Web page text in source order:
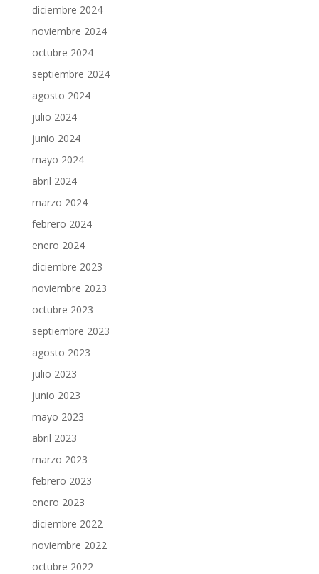
diciembre 2024
noviembre 2024
octubre 2024
septiembre 2024
agosto 2024
julio 2024
junio 2024
mayo 2024
abril 2024
marzo 2024
febrero 2024
enero 2024
diciembre 2023
noviembre 2023
octubre 2023
septiembre 2023
agosto 2023
julio 2023
junio 2023
mayo 2023
abril 2023
marzo 2023
febrero 2023
enero 2023
diciembre 2022
noviembre 2022
octubre 2022